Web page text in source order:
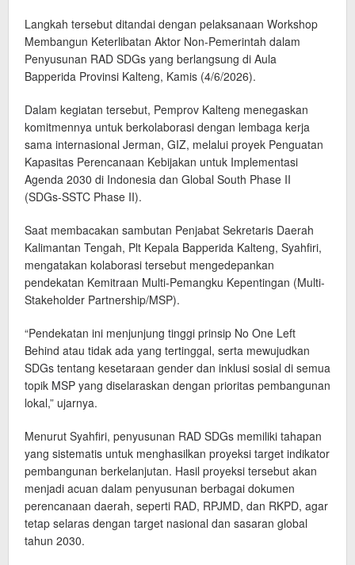
Langkah tersebut ditandai dengan pelaksanaan Workshop
Membangun Keterlibatan Aktor Non-Pemerintah dalam
Penyusunan RAD SDGs yang berlangsung di Aula
Bapperida Provinsi Kalteng, Kamis (4/6/2026).
Dalam kegiatan tersebut, Pemprov Kalteng menegaskan
komitmennya untuk berkolaborasi dengan lembaga kerja
sama internasional Jerman, GIZ, melalui proyek Penguatan
Kapasitas Perencanaan Kebijakan untuk Implementasi
Agenda 2030 di Indonesia dan Global South Phase II
(SDGs-SSTC Phase II).
Saat membacakan sambutan Penjabat Sekretaris Daerah
Kalimantan Tengah, Plt Kepala Bapperida Kalteng, Syahfiri,
mengatakan kolaborasi tersebut mengedepankan
pendekatan Kemitraan Multi-Pemangku Kepentingan (Multi-
Stakeholder Partnership/MSP).
“Pendekatan ini menjunjung tinggi prinsip No One Left
Behind atau tidak ada yang tertinggal, serta mewujudkan
SDGs tentang kesetaraan gender dan inklusi sosial di semua
topik MSP yang diselaraskan dengan prioritas pembangunan
lokal,” ujarnya.
Menurut Syahfiri, penyusunan RAD SDGs memiliki tahapan
yang sistematis untuk menghasilkan proyeksi target indikator
pembangunan berkelanjutan. Hasil proyeksi tersebut akan
menjadi acuan dalam penyusunan berbagai dokumen
perencanaan daerah, seperti RAD, RPJMD, dan RKPD, agar
tetap selaras dengan target nasional dan sasaran global
tahun 2030.